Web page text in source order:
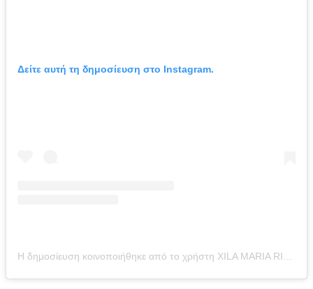
Δείτε αυτή τη δημοσίευση στο Instagram.
Η δημοσίευση κοινοποιήθηκε από το χρήστη XILA MARIA RIVER RED (@britneyspears)